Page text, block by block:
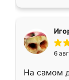
6
На самом